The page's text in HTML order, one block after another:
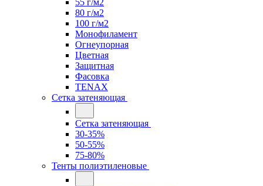
55 г/м2
80 г/м2
100 г/м2
Монофиламент
Огнеупорная
Цветная
Защитная
Фасовка
TENAX
Сетка затеняющая
Сетка затеняющая
30-35%
50-55%
75-80%
Тенты полиэтиленовые